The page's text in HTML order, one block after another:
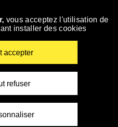
vous acceptez l'utilisation de
installer des cookies
accepter
refuser